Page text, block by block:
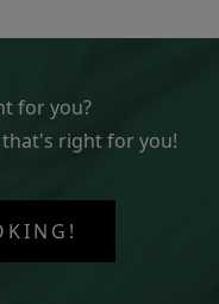
for you?
right for you!